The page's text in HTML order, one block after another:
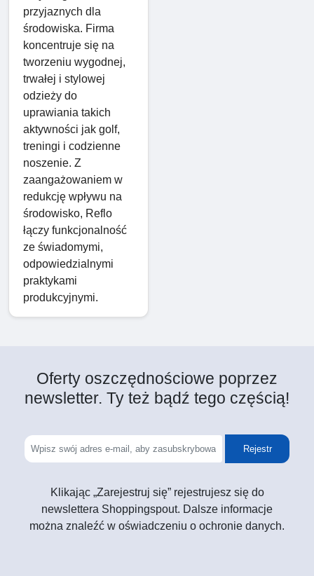
przyjaznych dla
środowiska. Firma
koncentruje się na
tworzeniu wygodnej,
trwałej i stylowej
odzieży do
uprawiania takich
aktywności jak golf,
treningi i codzienne
noszenie. Z
zaangażowaniem w
redukcję wpływu na
środowisko, Reflo
łączy funkcjonalność
ze świadomymi,
odpowiedzialnymi
praktykami
produkcyjnymi.
Oferty oszczędnościowe poprzez
newsletter. Ty też bądź tego częścią!
Rejestr
Klikając „Zarejestruj się” rejestrujesz się do
newslettera Shoppingspout. Dalsze informacje
można znaleźć w oświadczeniu o ochronie danych.